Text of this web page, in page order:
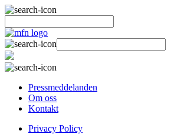
Pressmeddelanden
Om oss
Kontakt
Privacy Policy